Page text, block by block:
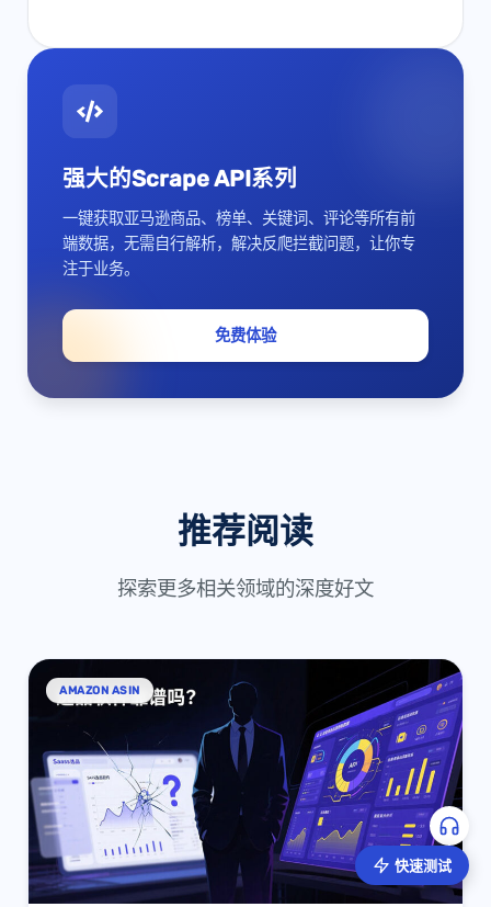
强大的Scrape API系列
一键获取亚马逊商品、榜单、关键词、评论等所有前
端数据，无需自行解析，解决反爬拦截问题，让你专
注于业务。
免费体验
推荐阅读
探索更多相关领域的深度好文
AMAZON ASIN
快速测试